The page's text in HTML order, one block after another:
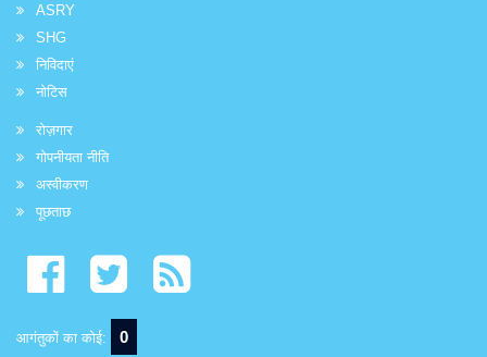
ASRY
SHG
निविदाएं
नोटिस
रोज़गार
गोपनीयता नीति
अस्वीकरण
पूछताछ
आगंतुकों का कोई: 0